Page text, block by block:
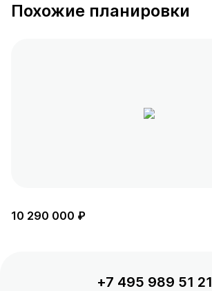
Похожие планировки
10 290 000 ₽
+7 495 989 51 21